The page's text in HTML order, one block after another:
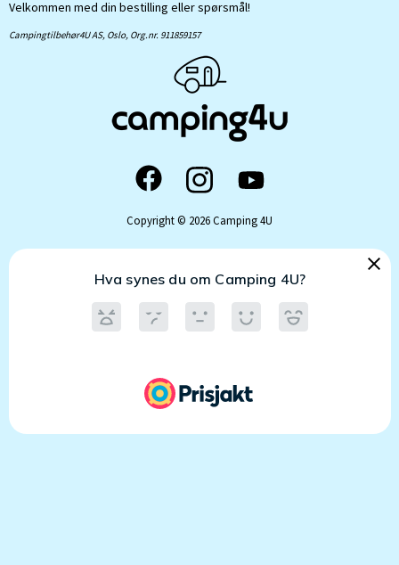
Velkommen med din bestilling eller spørsmål!
Campingtilbehør4U AS, Oslo, Org.nr. 911859157
Copyright © 2026 Camping 4U